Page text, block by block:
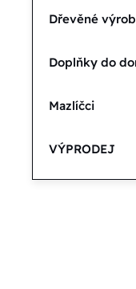
Dřevěné
Doplňky do
Mazlíčci
VÝPRODEJ